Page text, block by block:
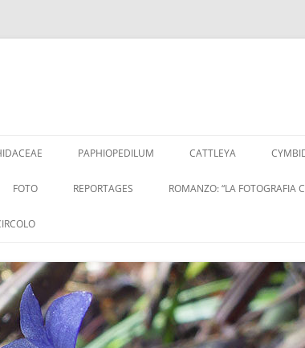
al
PAPHIOPEDILUM CATTLEYA
FOTO REPORTAGES ROMANZO: “LA FOTOGRAFIA